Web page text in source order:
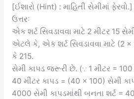
[ઈશારો (Hint) : માહિતી સેમીમાં ફેરવો.]
ઉત્તરઃ
એક શર્ટ સિવડાવવા માટે 2 મીટર 15
એટલે કે, એક શર્ટ સિવડાવવા માટે (2
કે 215.
સેમી કાપડ જરૂરી છે. (∵ 1 મીટર =
40 મીટર કાપડ = (40 × 100) સેમી
4000 સેમી કાપડમાંથી બનતા શર્ટ =